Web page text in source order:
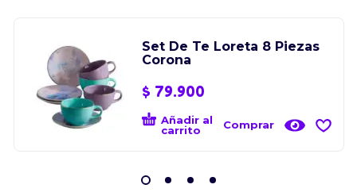
Set De Te Loreta 8 Piezas
Corona
$ 79.900
Añadir al
carrito
Comprar